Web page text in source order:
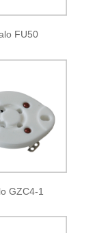
FU50
GZC4-1